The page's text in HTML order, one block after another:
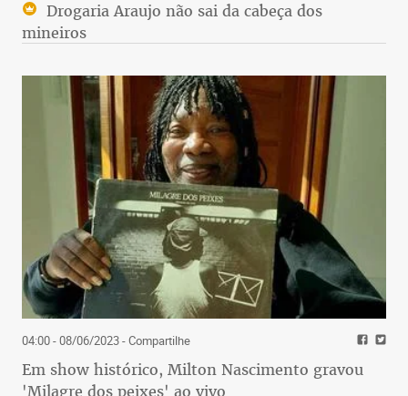
Drogaria Araujo não sai da cabeça dos
mineiros
04:00 - 08/06/2023- Compartilhe
Em show histórico, Milton Nascimento gravou
'Milagre dos peixes' ao vivo